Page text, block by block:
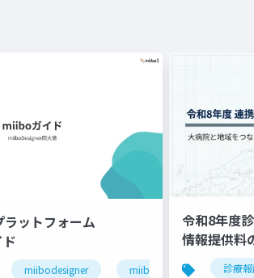
援 ケアマネジャー連携 医療介護連携
ットフォーム
miibodesigner miiboガイド miibo
令和8年度
情報提供料
診療